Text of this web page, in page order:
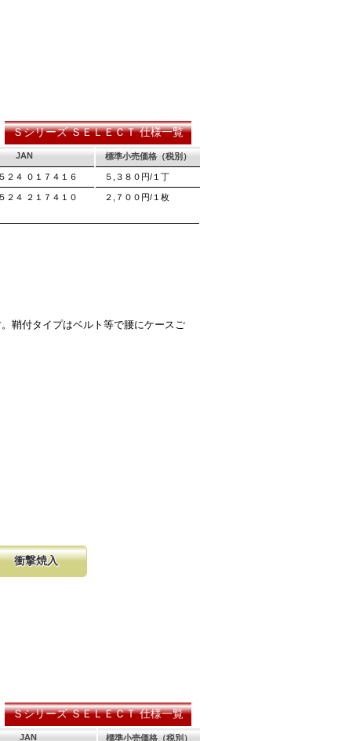
Ｓシリーズ ＳＥＬＥＣＴ 仕様一覧
JAN 標準小売価格（税別）
２４ ０１７４１６ ５,３８０円/１丁
２４ ２１７４１０ ２,７００円/１枚
鞘付タイプはベルト等で腰にケースご
衝撃焼入
Ｓシリーズ ＳＥＬＥＣＴ 仕様一覧
JAN 標準小売価格（税別）